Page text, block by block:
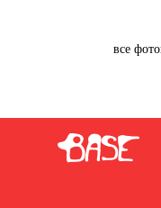
все